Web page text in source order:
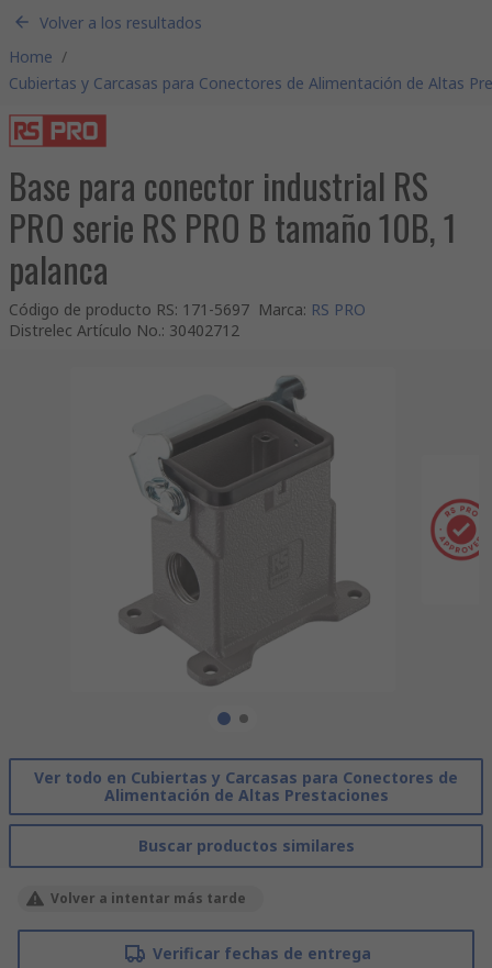
Volver a los resultados
Home /
Cubiertas y Carcasas para Conectores de Alimentación de Altas
Base para conector industrial RS
PRO serie RS PRO B tamaño 10B, 1
palanca
Código de producto RS: 171-5697 Marca: RS PRO
Distrelec Artículo No.: 30402712
Ver todo en Cubiertas y Carcasas para Conectores de
Alimentación de Altas Prestaciones
Buscar productos similares
Volver a intentar más tarde
Verificar fechas de entrega